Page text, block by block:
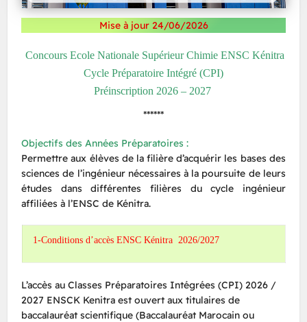
Mise à jour 24/06/2026
Concours Ecole Nationale Supérieur Chimie ENSC Kénitra
Cycle Préparatoire Intégré (CPI)
Préinscription 2026 – 2027
******
Objectifs des Années Préparatoires :
Permettre aux élèves de la filière d’acquérir les bases des
sciences de l’ingénieur nécessaires à la poursuite de leurs
études dans différentes filières du cycle ingénieur
affiliées à l’ENSC de Kénitra.
1-Conditions d’accès ENSC Kénitra 2026/2027
L’accès au Classes Préparatoires Intégrées (CPI) 2026 /
2027 ENSCK Kenitra est ouvert aux titulaires de
baccalauréat scientifique (Baccalauréat Marocain ou